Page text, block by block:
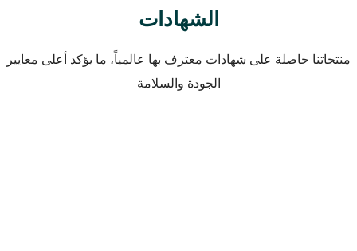
الشهادات
منتجاتنا حاصلة على شهادات معترف بها عالمياً، ما يؤكد أعلى معايير
الجودة والسلامة